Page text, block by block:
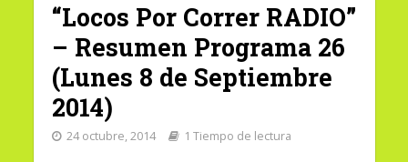
“Locos Por Correr RADIO”
– Resumen Programa 26
(Lunes 8 de Septiembre
2014)
24 octubre, 2014 1 Tiempo de lectura